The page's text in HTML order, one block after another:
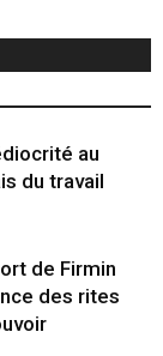
au
du travail
de Firmin
des rites